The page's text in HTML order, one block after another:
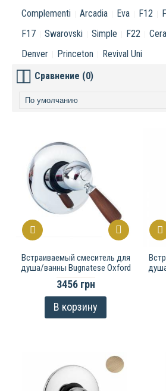
Complementi
Arcadia Eva F12
F17
Swarovski Simple F22
Denver
Princeton
Revival Uni
Сравнение (0)
Встраиваемый смеситель для
душа/ванны Bugnatese Oxford
3456 грн
В корзину